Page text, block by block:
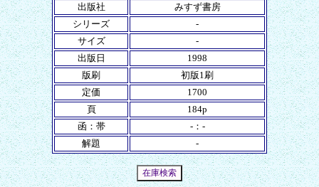
出版社
みすず書房
シリーズ
-
サイズ
-
出版日
1998
版刷
初版1刷
定価
1700
頁
184p
函：帯
-：-
解題
-